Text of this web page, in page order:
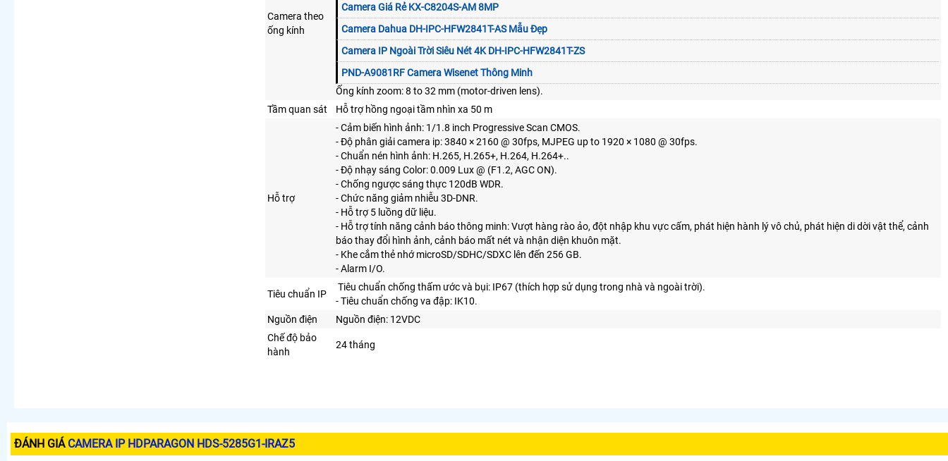
Camera theo
ống kính
Camera Giá Rẻ KX-C8204S-AM 8MP
Camera Dahua DH-IPC-HFW2841T-AS Mẫu Đẹp
Camera IP Ngoài Trời Siêu Nét 4K DH-IPC-HFW2841T-ZS
PND-A9081RF Camera Wisenet Thông Minh
Ống kính zoom: 8 to 32 mm (motor-driven lens).
Tầm quan sát
Hỗ trợ hồng ngoại tầm nhìn xa 50 m
Hỗ trợ
- Cảm biến hình ảnh: 1/1.8 inch Progressive Scan CMOS.
- Độ phân giải camera ip: 3840 × 2160 @ 30fps, MJPEG up to 1920 × 1080 @ 30fps.
- Chuẩn nén hình ảnh: H.265, H.265+, H.264, H.264+..
- Độ nhạy sáng Color: 0.009 Lux @ (F1.2, AGC ON).
- Chống ngược sáng thực 120dB WDR.
- Chức năng giảm nhiễu 3D-DNR.
- Hỗ trợ 5 luồng dữ liệu.
- Hỗ trợ tính năng cảnh báo thông minh: Vượt hàng rào ảo, đột nhập khu vực cấm, phát hiện hành lý vô chủ, phát hiện di dời vật thể, cảnh
báo thay đổi hình ảnh, cảnh báo mất nét và nhận diện khuôn mặt.
- Khe cắm thẻ nhớ microSD/SDHC/SDXC lên đến 256 GB.
- Alarm I/O.
Tiêu chuẩn IP
Tiêu chuẩn chống thấm ước và bụi: IP67 (thích hợp sử dụng trong nhà và ngoài trời).
- Tiêu chuẩn chống va đập: IK10.
Nguồn điện
Nguồn điện: 12VDC
Chế độ bảo
hành
24 tháng
ĐÁNH GIÁ CAMERA IP HDPARAGON HDS-5285G1-IRAZ5